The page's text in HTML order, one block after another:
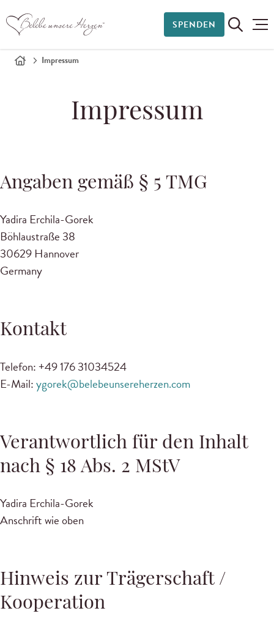
SPENDEN
Impressum
Impressum
Angaben gemäß § 5 TMG
Yadira Erchila-Gorek
Böhlaustraße 38
30629 Hannover
Germany
Kontakt
Telefon: +49 176 31034524
E-Mail:ygorek@belebeunsereherzen.com
Verantwortlich für den Inhalt
nach § 18 Abs. 2 MStV
Yadira Erchila-Gorek
Anschrift wie oben
Hinweis zur Trägerschaft /
Kooperation